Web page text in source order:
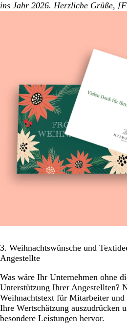
ins Jahr 2026. Herzliche Grüße,
3. Weihnachtswünsche und
Angestellte
Was wäre Ihr Unternehmen ohne
Unterstützung Ihrer Angestellten?
Weihnachtstext für Mitarbeiter
Ihre Wertschätzung auszudrücken
besondere Leistungen hervor.